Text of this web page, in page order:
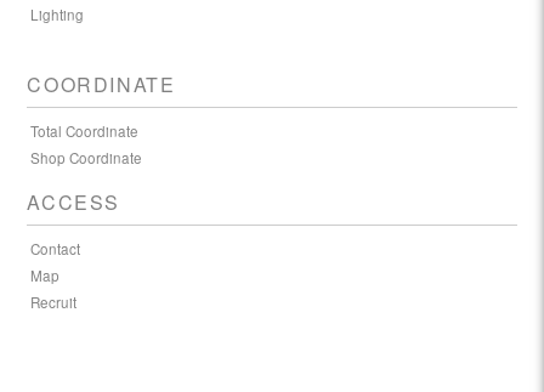
Lighting
COORDINATE
Total Coordinate
Shop Coordinate
ACCESS
Contact
Map
Recruit